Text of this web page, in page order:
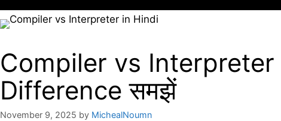
Compiler vs Interpreter
Difference समझें
November 9, 2025 by MichealNoumn